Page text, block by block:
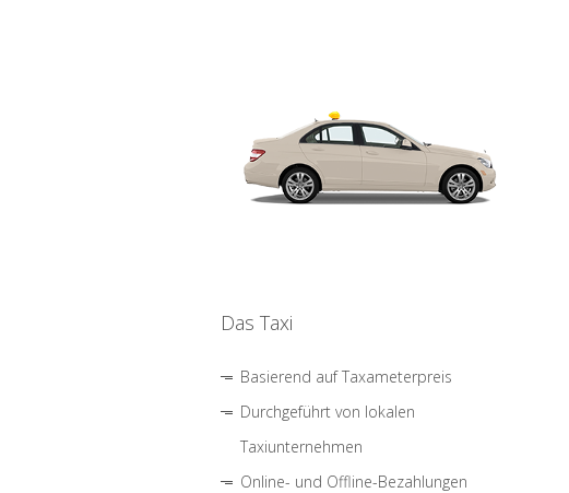
Das Taxi
Basierend auf Taxameterpreis
Durchgeführt von lokalen
Taxiunternehmen
Online- und Offline-Bezahlungen